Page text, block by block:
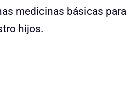
medicinas básicas
hijos.